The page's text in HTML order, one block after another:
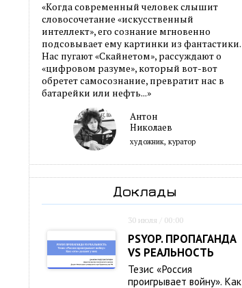
«Когда современный человек слышит
словосочетание «искусственный
интеллект», его сознание мгновенно
подсовывает ему картинки из фантастики.
Нас пугают «Скайнетом», рассуждают о
«цифровом разуме», который вот-вот
обретет самосознание, превратит нас в
батарейки или нефть...»
Антон
Николаев
художник, куратор
Доклады
30 июля / 00:00
PSYOP. ПРОПАГАНДА
VS РЕАЛЬНОСТЬ
Тезис «Россия
проигрывает войну». Как